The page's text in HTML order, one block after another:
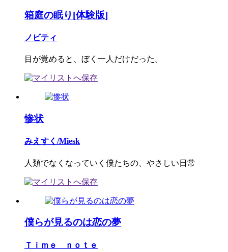
箱庭の眠り[体験版]
ノビティ
目が覚めると、ぼく一人だけだった。
惨状
みえすく/Miesk
人類でなくなっていく僕たちの、やさしい日常
僕らが見るのは恋の夢
Ｔｉｍｅ ｎｏｔｅ